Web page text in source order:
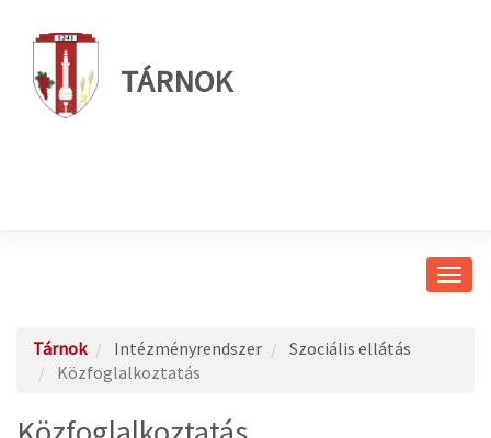
TÁRNOK
Tárnok Intézményrendszer
Szociális ellátás
Közfoglalkoztatás